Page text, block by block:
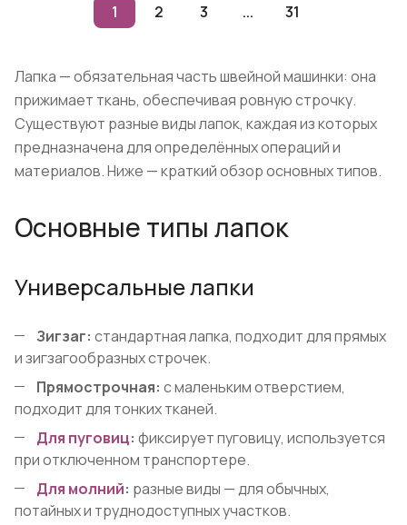
1 2 3 ... 31
Лапка — обязательная часть швейной машинки: она
прижимает ткань, обеспечивая ровную строчку.
Существуют разные виды лапок, каждая из которых
предназначена для определённых операций и
материалов. Ниже — краткий обзор основных типов.
Основные типы лапок
Универсальные лапки
Зигзаг: стандартная лапка, подходит для прямых
и зигзагообразных строчек.
Прямострочная: с маленьким отверстием,
подходит для тонких тканей.
Для пуговиц: фиксирует пуговицу, используется
при отключенном транспортере.
Для молний: разные виды — для обычных,
потайных и труднодоступных участков.